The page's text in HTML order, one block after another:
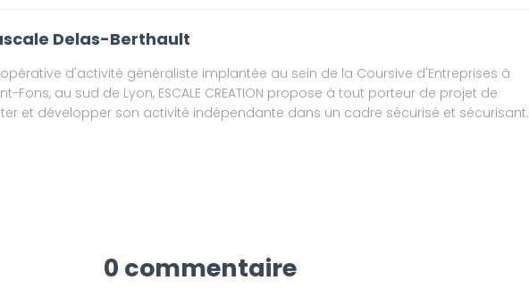
Delas-Berthault
d'activité généraliste implantée au sein de la Coursive d'Entreprises à
Fons, au sud de Lyon, ESCALE CREATION propose à tout porteur de projet de
et développer son activité indépendante dans un cadre sécurisé et sécurisant.
0 commentaire